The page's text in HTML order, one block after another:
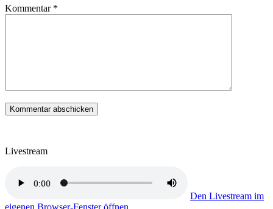
Kommentar *
Livestream
Den Livestream im